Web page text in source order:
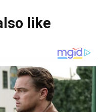
like